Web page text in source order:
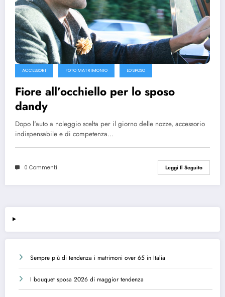
ACCESSORI FOTO MATRIMONIO LO SPOSO
Fiore all’occhiello per lo sposo
dandy
Dopo l'auto a noleggio scelta per il giorno delle nozze, accessorio
indispensabile e di competenza…
0 Commenti Leggi Il Seguito
Sempre più di tendenza i matrimoni over 65 in Italia
I bouquet sposa 2026 di maggior tendenza